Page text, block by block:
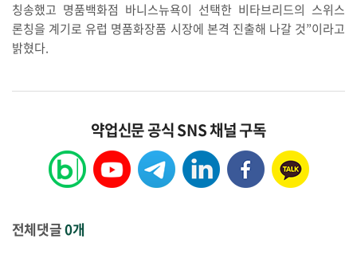
칭송했고 명품백화점 바니스뉴욕이 선택한 비타브리드의 스위스
론칭을 계기로 유럽 명품화장품 시장에 본격 진출해 나갈 것”이라고
밝혔다.
약업신문 공식 SNS 채널 구독
전체댓글0개